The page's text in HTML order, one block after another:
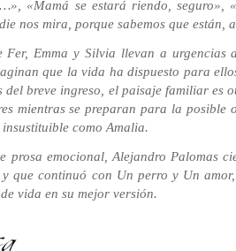
«Mamá se estará riendo, seguro»,
nos mira, porque sabemos que están,
Fer, Emma y Silvia llevan a urgencias
que la vida ha dispuesto para
del breve ingreso, el paisaje familiar es
mientras se preparan para la
como Amalia.
prosa emocional, Alejandro
que continuó con Un perro y Un
vida en su mejor versión.